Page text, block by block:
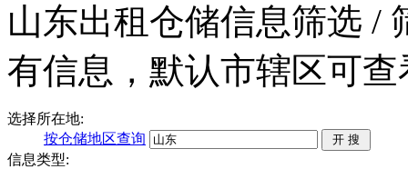
山东出租仓储信息筛选 /
有信息，默认市辖区可
选择所在地:
按仓储地区查询
信息类型: